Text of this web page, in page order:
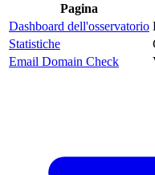
Pagina
Dashboard dell'osservatorio
Statistiche
Email Domain Check